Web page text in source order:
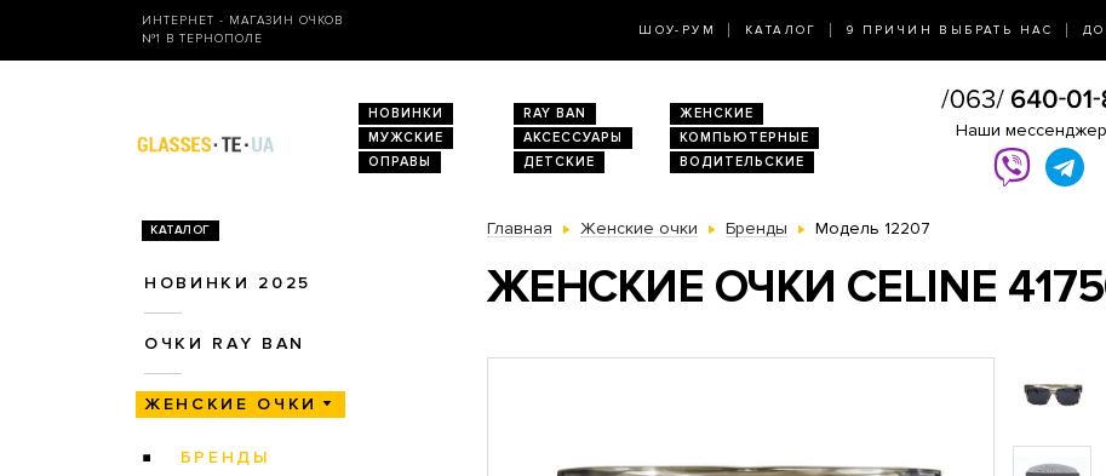
ИНТЕРНЕТ - МАГАЗИН ОЧКОВ
№1 В ТЕРНОПОЛЕ
ШОУ-РУМ КАТАЛОГ 9 ПРИЧИН ВЫБРАТЬ НАС
НОВИНКИ RAY BAN
ЖЕНСКИЕ
МУЖСКИЕ
АКСЕССУАРЫ
КОМПЬЮТЕРНЫЕ
ОПРАВЫ
ДЕТСКИЕ ВОДИТЕЛЬСКИЕ
Наши
КАТАЛОГ
НОВИНКИ 2025
ОЧКИ RAY BAN
ЖЕНСКИЕ ОЧКИ
БРЕНДЫ
Главная Женские очки Бренды Модель 12207
ЖЕНСКИЕ ОЧКИ CELINE